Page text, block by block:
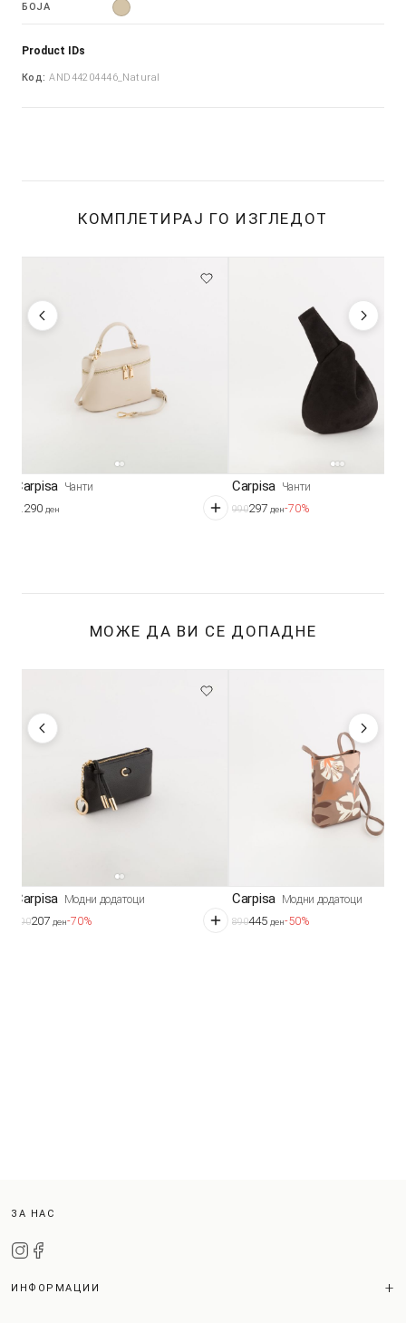
БОЈА
Product IDs
Код: AND44204446_Natural
КОМПЛЕТИРАЈ ГО ИЗГЛЕДОТ
Carpisa Чанти
1.290 ден
Carpisa Чанти
990297 ден-70%
МОЖЕ ДА ВИ СЕ ДОПАДНЕ
Carpisa Модни додатоци
690207 ден-70%
Carpisa Модни додатоци
890445 ден-50%
ЗА НАС
ИНФОРМАЦИИ